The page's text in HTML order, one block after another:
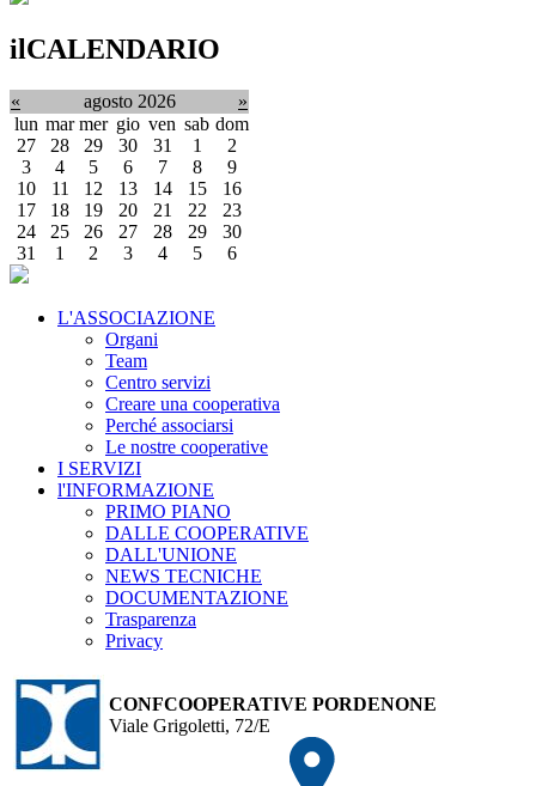
ilCALENDARIO
« agosto 2026
»
lun mar mer gio ven sab dom
27
28 29 30 31 1
2
3
4 5 6 7 8
9
10
11 12 13 14 15
16
17
18 19 20 21 22
23
24
25 26 27 28 29
30
31
1 2 3 4 5 6
L'ASSOCIAZIONE
Organi
Team
Centro servizi
Creare una cooperativa
Perché associarsi
Le nostre cooperative
I SERVIZI
l'INFORMAZIONE
PRIMO PIANO
DALLE COOPERATIVE
DALL'UNIONE
NEWS TECNICHE
DOCUMENTAZIONE
Trasparenza
Privacy
CONFCOOPERATIVE PORDENONE
Viale Grigoletti, 72/E